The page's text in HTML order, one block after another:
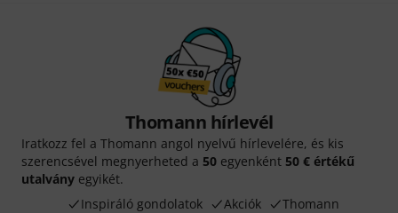
Thomann hírlevél
Iratkozz fel a Thomann angol nyelvű hírlevelére, és kis
szerencsével megnyerheted a 50 egyenként 50 € értékű
utalvány egyikét.
Inspiráló gondolatok
Akciók Thomann